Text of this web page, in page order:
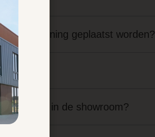
woning geplaatst worden?
nodig?
in de showroom?